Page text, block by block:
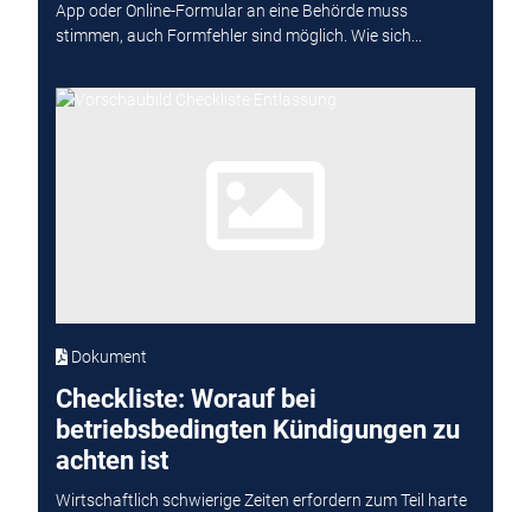
App oder Online-Formular an eine Behörde muss
stimmen, auch Formfehler sind möglich. Wie sich...
Dokument
Checkliste: Worauf bei
betriebsbedingten Kündigungen zu
achten ist
Wirtschaftlich schwierige Zeiten erfordern zum Teil harte